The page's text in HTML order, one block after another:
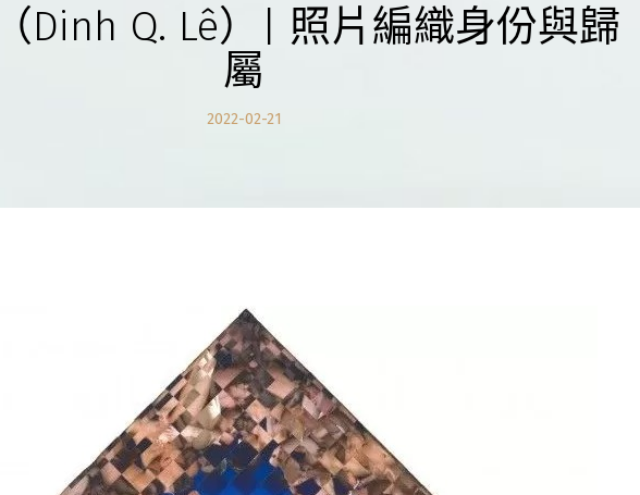
Dinh Q. Lê）| 照片編織身份與歸
屬
2022-02-21